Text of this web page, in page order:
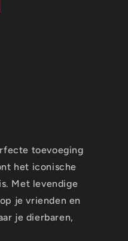
toevoeging
het iconische
Met levendige
je vrienden en
je dierbaren,